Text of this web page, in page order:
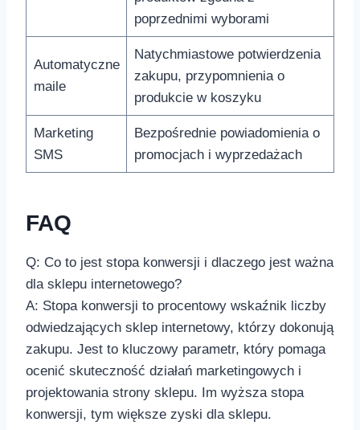
poprzednimi wyborami
Automatyczne
maile
Natychmiastowe potwierdzenia
zakupu, przypomnienia o
produkcie ⁤w koszyku
Marketing
SMS
Bezpośrednie powiadomienia o
promocjach i wyprzedażach
FAQ
Q: ⁣Co to jest stopa konwersji i dlaczego jest ważna
dla ⁢sklepu internetowego?
A:⁣ Stopa ⁤konwersji‌ to procentowy wskaźnik liczby
odwiedzających sklep internetowy, którzy dokonują
zakupu. ⁣Jest to⁣ kluczowy parametr,‌ który pomaga
ocenić skuteczność działań marketingowych i
projektowania strony sklepu. Im wyższa stopa
konwersji, tym większe zyski dla​ sklepu.